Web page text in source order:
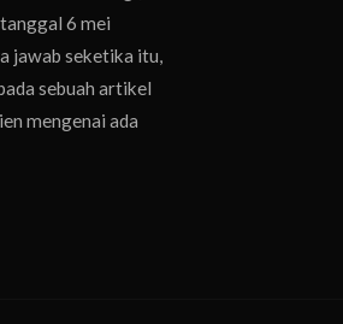
6 mei
jawab seketika itu,
sebuah artikel
mengenai ada